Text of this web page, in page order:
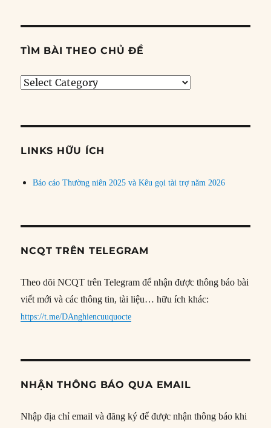
TÌM BÀI THEO CHỦ ĐỀ
Tìm
đề
LINKS HỮU ÍCH
Báo cáo Thường niên 2025 và Kêu gọi tài trợ năm 2026
NCQT TRÊN TELEGRAM
Theo dõi NCQT trên Telegram để nhận được thông báo bài
viết mới và các thông tin, tài liệu… hữu ích khác:
https://t.me/DAnghiencuuquocte
NHẬN THÔNG BÁO QUA EMAIL
Nhập địa chỉ email và đăng ký để được nhận thông báo khi